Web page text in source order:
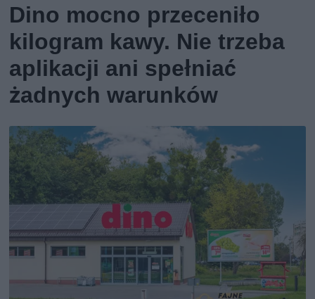
Dino mocno przeceniło
kilogram kawy. Nie trzeba
aplikacji ani spełniać
żadnych warunków